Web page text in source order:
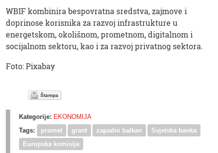
WBIF kombinira bespovratna sredstva, zajmove i
doprinose korisnika za razvoj infrastrukture u
energetskom, okolišnom, prometnom, digitalnom i
socijalnom sektoru, kao i za razvoj privatnog sektora.
Foto: Pixabay
Štampa
Kategorije: EKONOMIJA
Tags:
promet grant zapadni balkan
Svjetska banka
Europska komisija